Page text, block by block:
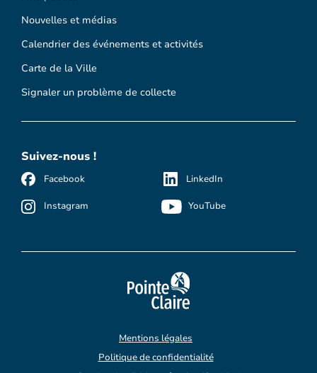
Nouvelles et médias
Calendrier des événements et activités
Carte de la Ville
Signaler un problème de collecte
Suivez-nous !
Facebook
Instagram
LinkedIn
YouTube
Mentions légales
Politique de confidentialité